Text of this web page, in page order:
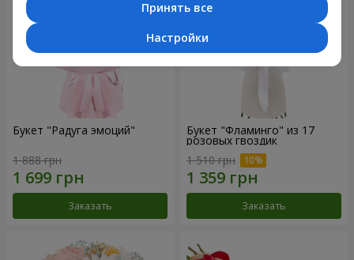
Букет "Радуга эмоций"
1 888 грн
Заказать
Букет "Фламинго" из 17
розовых гвоздик
1 510 грн
Заказать
Принять все
Настройки